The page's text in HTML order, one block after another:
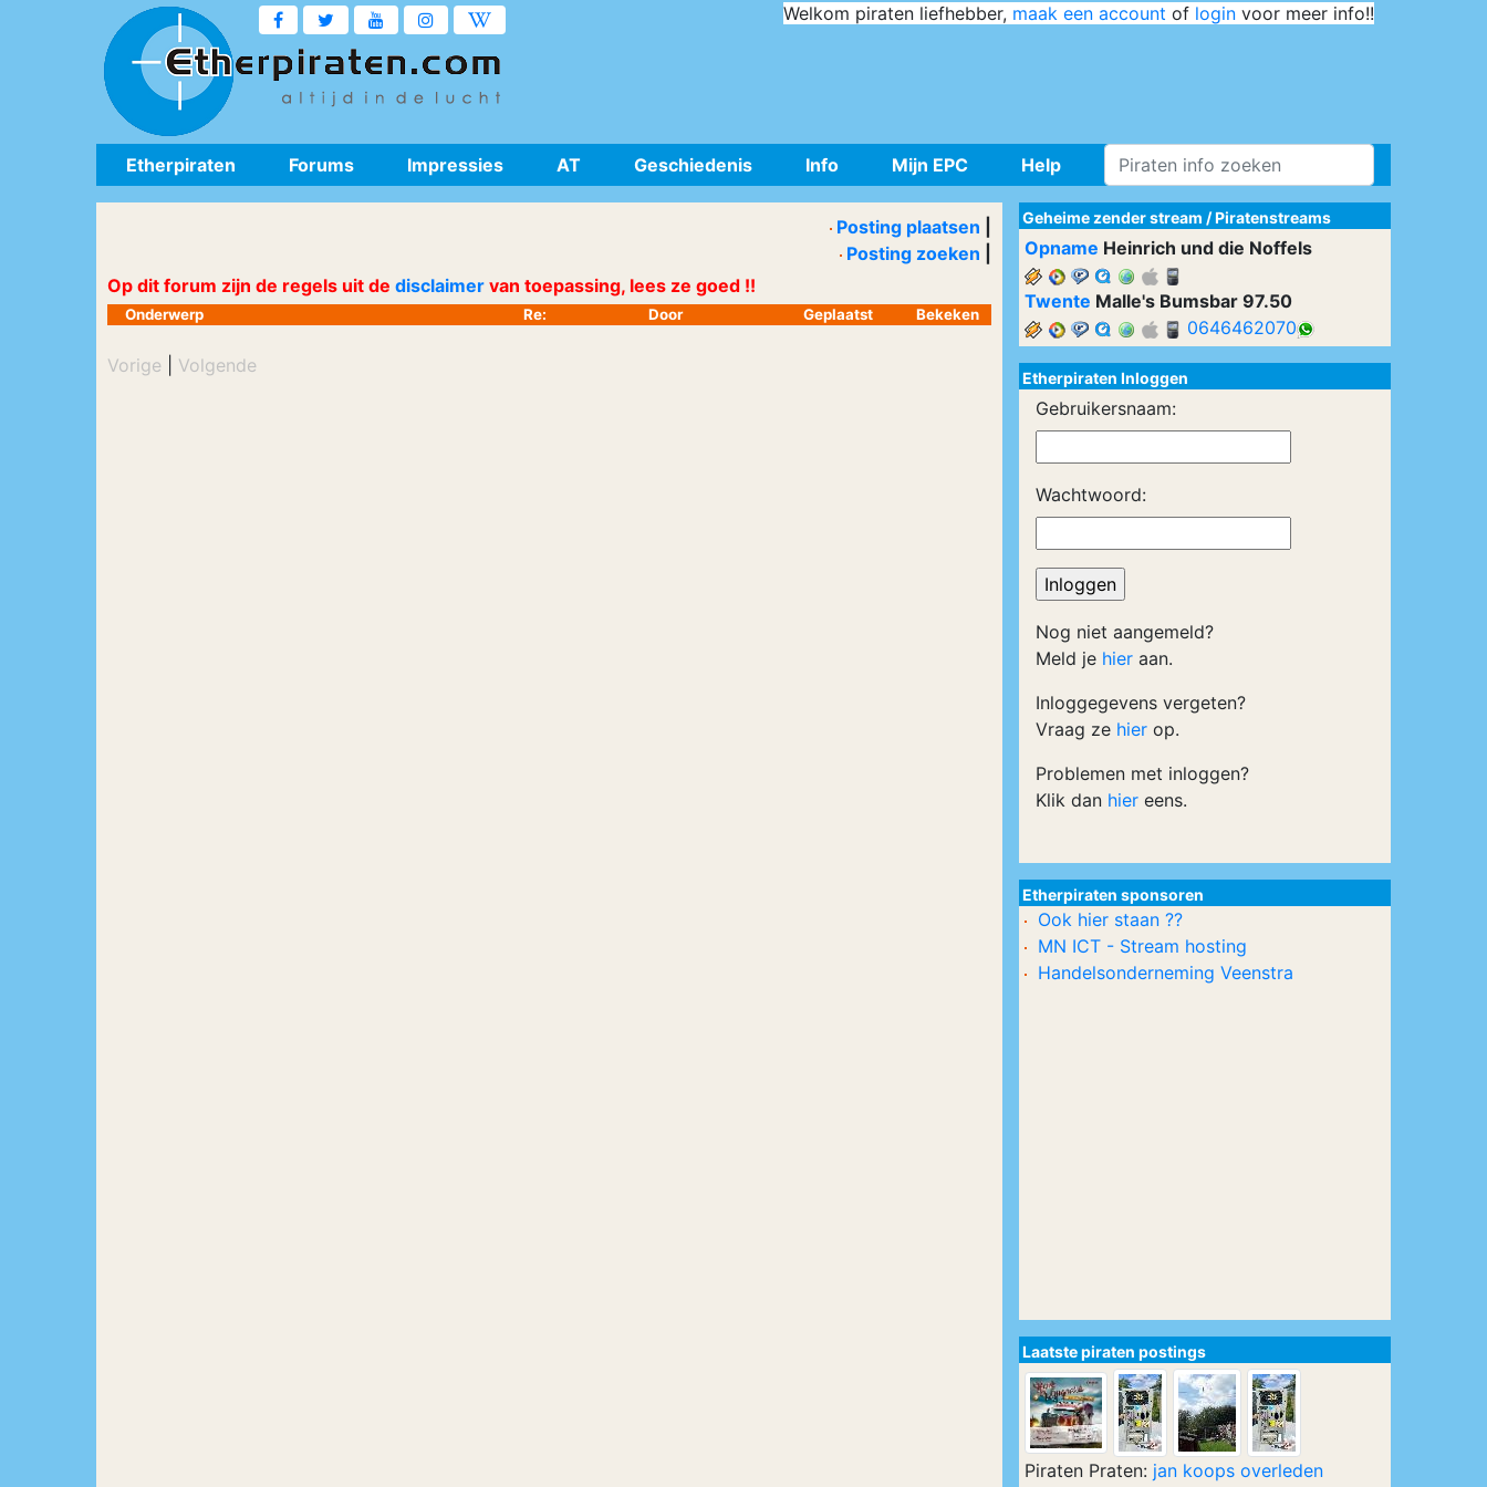
Welkom piraten liefhebber, maak een account of login voor meer info!!
Etherpiraten Forums Impressies AT Geschiedenis Info Mijn EPC Help
Posting plaatsen
Posting zoeken
Op dit forum zijn de regels uit de disclaimer van toepassing, lees ze goed !!
Onderwerp Re: Door Geplaatst Bekeken
Vorige Volgende
Geheime zender stream /Piratenstreams
Opname Heinrich und die Noffels
Twente Malle's Bumsbar 97.50
0646462070
Etherpiraten Inloggen
Gebruikersnaam:
Wachtwoord:
Nog niet aangemeld?
Meld je hier aan.
Inloggegevens vergeten?
Vraag ze hier op.
Problemen met inloggen?
Klik dan hier eens.
Etherpiraten sponsoren
Ook hier staan ??
MN ICT - Stream hosting
Handelsonderneming Veenstra
Laatste piraten postings
Piraten Praten: jan koops overleden